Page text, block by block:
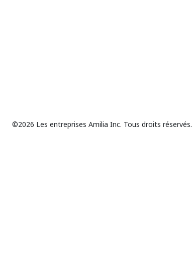
©2026 Les entreprises Amilia Inc. Tous droits réservés.